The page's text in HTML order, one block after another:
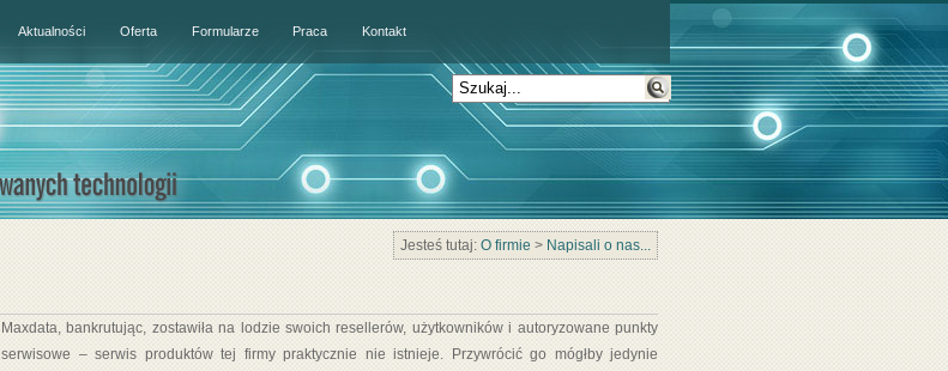
Aktualności Oferta Formularze Praca Kontakt
Jesteś tutaj: O firmie > Napisali o nas...
Maxdata, bankrutując, zostawiła na lodzie swoich resellerów, użytkowników i autoryzowane punkty
serwisowe – serwis produktów tej firmy praktycznie nie istnieje. Przywrócić go mógłby jedynie